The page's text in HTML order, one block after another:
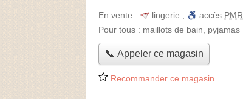
En vente : lingerie accès PMR
Pour tous : maillots de bain, pyjamas
📞 Appeler ce magasin
Recommander ce magasin